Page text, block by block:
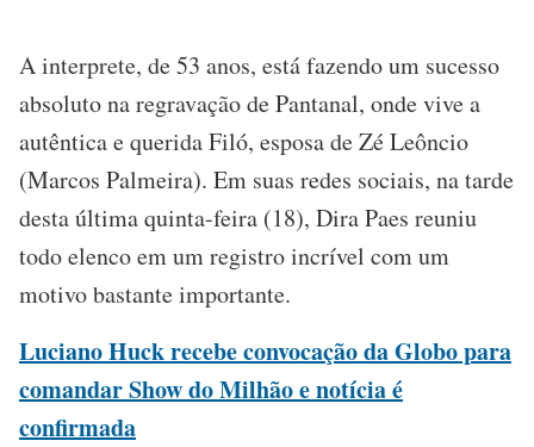
A interprete, de 53 anos, está fazendo um sucesso
absoluto na regravação de Pantanal, onde vive a
autêntica e querida Filó, esposa de Zé Leôncio
(Marcos Palmeira). Em suas redes sociais, na tarde
desta última quinta-feira (18), Dira Paes reuniu
todo elenco em um registro incrível com um
motivo bastante importante.
Luciano Huck recebe convocação da Globo para
comandar Show do Milhão e notícia é
confirmada